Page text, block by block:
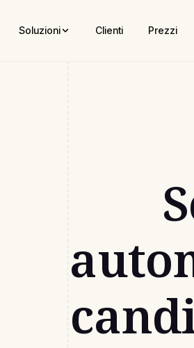
Soluzioni Clienti Prezzi